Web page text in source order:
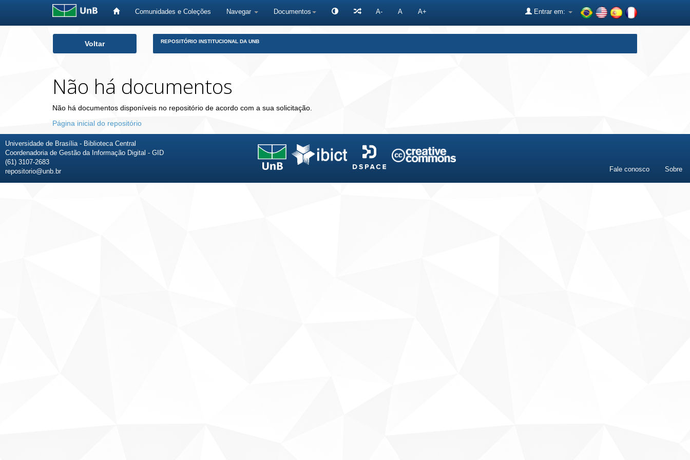
Comunidades e Coleções Navegar Documentos A- A A+ Entrar em:
Voltar REPOSITÓRIO INSTITUCIONAL DA UNB
Não há documentos
Não há documentos disponíveis no repositório de acordo com a sua solicitação.
Página inicial do repositório
Universidade de Brasília - Biblioteca Central
Coordenadoria de Gestão da Informação Digital - GID
(61) 3107-2683
repositorio@unb.br
Fale conosco Sobre